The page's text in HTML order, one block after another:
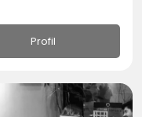
Profil